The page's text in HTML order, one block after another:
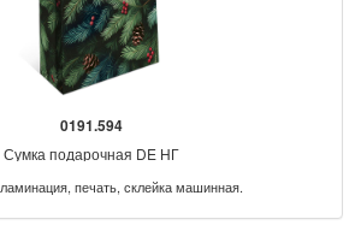
0191.594
Сумка подарочная DE НГ
печать, склейка машинная.